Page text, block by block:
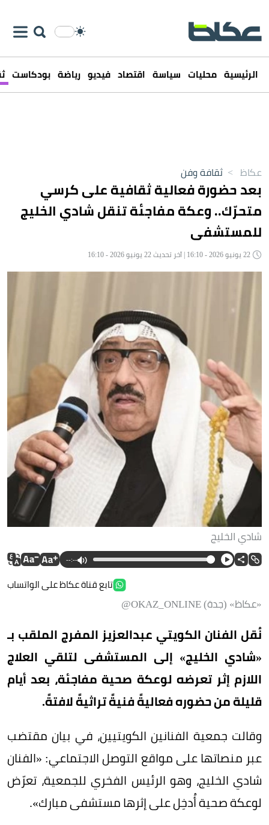
الرئيسية محليات سياسة اقتصاد فيديو رياضة بودكاست
عكاظ > ثقافة وفن
بعد حضورة فعالية ثقافية على كرسي
متحرّك.. وعكة مفاجئة تنقل شادي الخليج
للمستشفى
شادي الخليج
--:--
تابع قناة عكاظ على الواتساب
«عكاظ» (جدة) OKAZ_ONLINE@
نُقل الفنان الكويتي عبدالعزيز المفرج الملقب بـ
«شادي الخليج» إلى المستشفى لتلقي العلاج
اللازم إثر تعرضه لوعكة صحية مفاجئة، بعد أيام
قليلة من حضوره فعاليةً فنيةً تراثيةً لافتةً.
وقالت جمعية الفنانين الكويتيين، في بيان مقتضب
عبر منصاتها على مواقع التوصل الاجتماعي: «الفنان
شادي الخليج، وهو الرئيس الفخري للجمعية، تعرّض
لوعكة صحية أُدخِل على إثرها مستشفى مبارك».